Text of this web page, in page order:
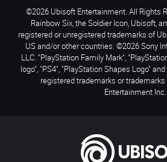
©2026 Ubisoft Entertainment. All Rights
Rainbow Six, the Soldier Icon, Ubisoft,
registered or unregistered trademarks of
US and/or other countries. ©2026 Sony
LLC. "PlayStation Family Mark",
logo", "PS4", "PlayStation Shapes Logo"
registered trademarks or
Entertainment Inc.